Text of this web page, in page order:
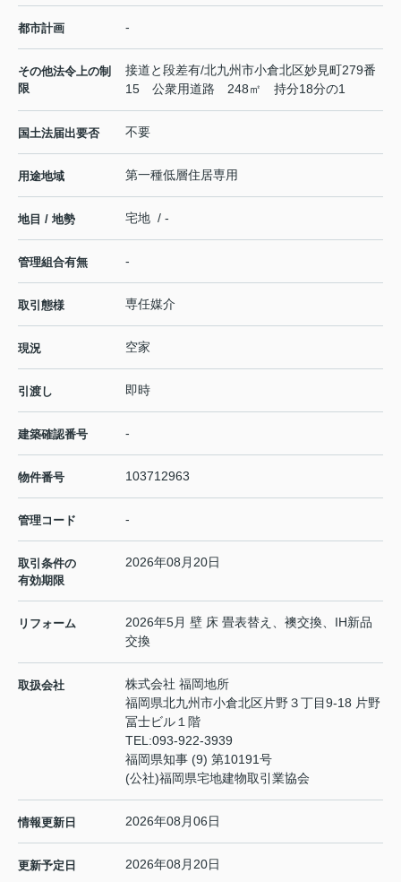
都市計画 -
その他法令上の制
限
接道と段差有/北九州市小倉北区妙見町279番
15 公衆用道路 248㎡ 持分18分の1
国土法届出要否 不要
用途地域 第一種低層住居専用
地目 / 地勢 宅地 / -
管理組合有無 -
取引態様 専任媒介
現況 空家
引渡し 即時
建築確認番号 -
物件番号 103712963
管理コード -
取引条件の
有効期限
2026年08月20日
リフォーム
2026年5月 壁 床 畳表替え、襖交換、IH新品
交換
取扱会社
株式会社 福岡地所
福岡県北九州市小倉北区片野３丁目9-18 片野
冨士ビル１階
TEL:093-922-3939
福岡県知事 (9) 第10191号
(公社)福岡県宅地建物取引業協会
情報更新日 2026年08月06日
更新予定日 2026年08月20日